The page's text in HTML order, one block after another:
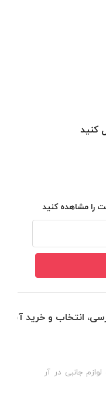
کنید
را مشاهده کنید
انتخاب و خرید
جانبی در آر